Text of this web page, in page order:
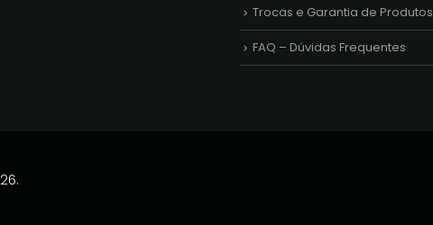
Trocas e Garantia de Produtos
FAQ – Dúvidas Frequentes